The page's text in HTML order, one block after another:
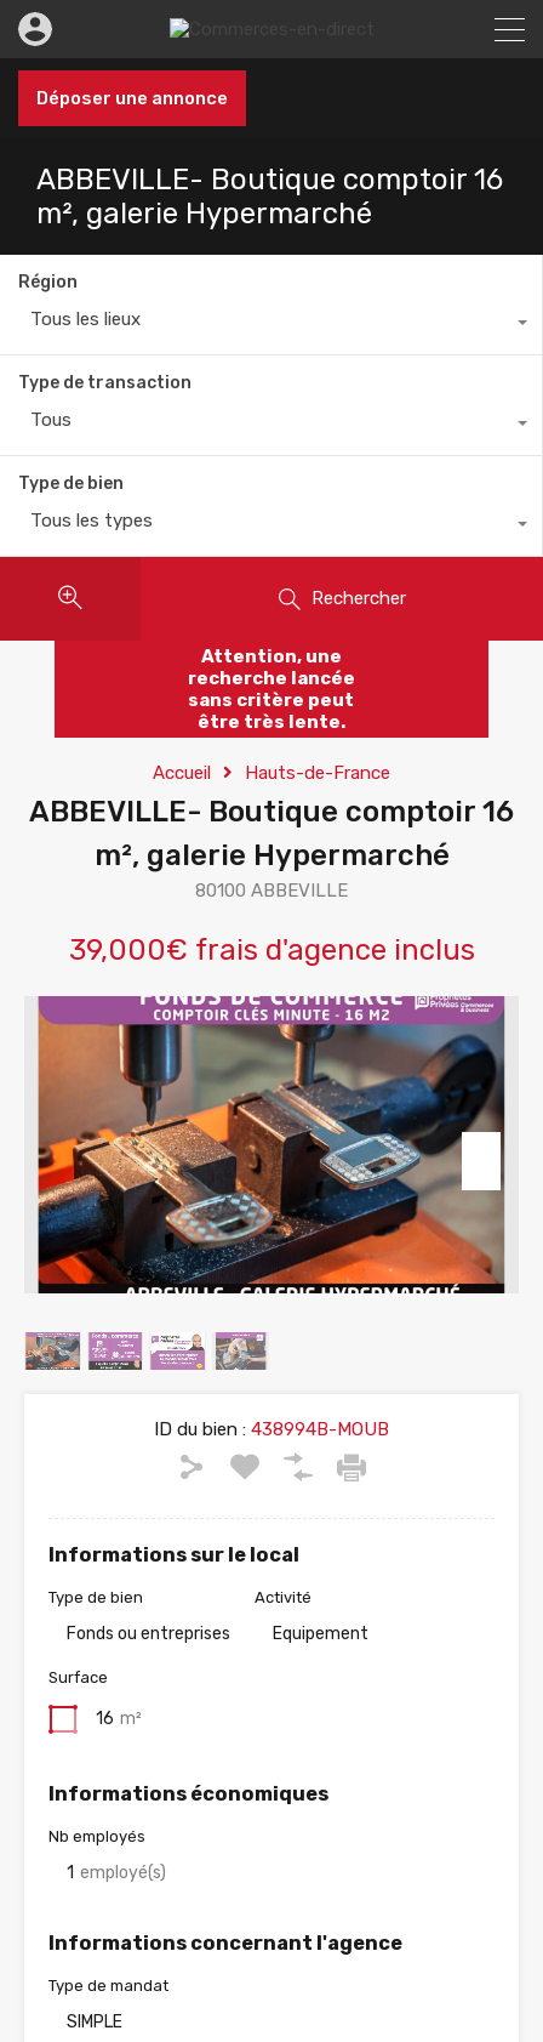
Déposer une annonce
ABBEVILLE- Boutique comptoir 16
m², galerie Hypermarché
Région
Tous les lieux
Type de transaction
Tous
Type de bien
Tous les types
Rechercher
Attention, une
recherche lancée
sans critère peut
être très lente.
Accueil Hauts-de-France
ABBEVILLE- Boutique comptoir 16
m², galerie Hypermarché
80100 ABBEVILLE
39,000€ frais d'agence inclus
ID du bien : 438994B-MOUB
Informations sur le local
Type de bien
Fonds ou entreprises
Activité
Equipement
Surface
16 m²
Informations économiques
Nb employés
1 employé(s)
Informations concernant l'agence
Type de mandat
SIMPLE